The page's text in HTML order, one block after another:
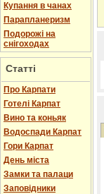
Купання в чанах
Парапланеризм
Подорожі на
снігоходах
Статті
Про Карпати
Готелі Карпат
Вино та коньяк
Водоспади Карпат
Гори Карпат
День міста
Замки та палаци
Заповідники